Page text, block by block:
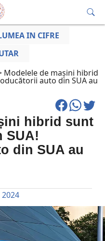
IN CIFRE
Modelele de mașini hibrid
auto din SUA au
hibrid sunt
SUA!
din SUA au